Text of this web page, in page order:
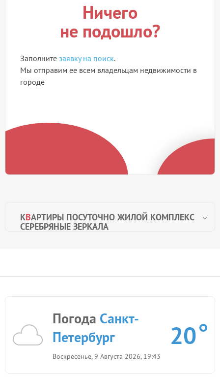
КВАРТИРЫ ПОСУТОЧНО ЖИЛОЙ КОМПЛЕКС
СЕРЕБРЯНЫЕ ЗЕРКАЛА
Ничего
не подошло?
Заполните заявку на поиск.
Мы отправим ее всем владельцам недвижимости в
городе
Погода Санкт-
Петербург
Воскресенье, 9 Августа 2026, 19:43
20